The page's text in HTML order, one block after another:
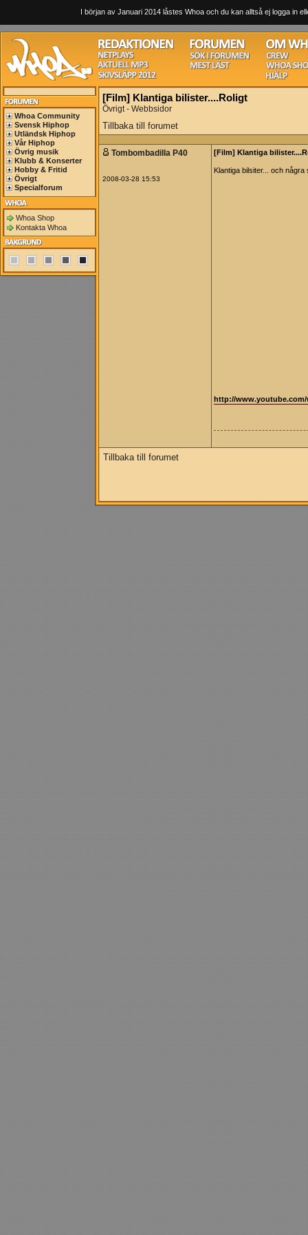
I början av Januari 2014 låstes Whoa och du kan alltså ej logga in
Whoa Community
Svensk Hiphop
Utländsk Hiphop
Vår Hiphop
Övrig musik
Klubb & Konserter
Hobby & Fritid
Övrigt
Specialforum
Whoa Shop
Kontakta Whoa
[Film] Klantiga bilister....Roligt
Övrigt - Webbsidor
Tillbaka till forumet
Tombombadilla P40
2008-03-28 15:53
[Film] Klantiga
Klantiga bilsiter... och
http://www.youtube.com/
Tillbaka till forumet